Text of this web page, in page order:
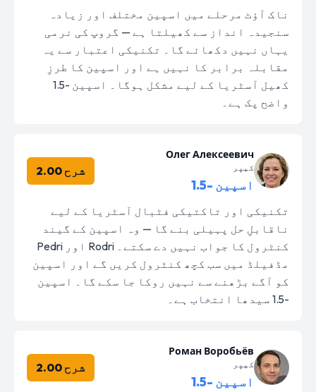
ناک آؤٹ مرحلے میں اسپین مختلف اور زیادہ
سنجیدہ انداز سے کھیلتا ہے — گروپ کی نرمی
یہاں نہیں دکھائے گا۔ تکنیکی اعتبار سے یہ
مقابلہ برابر کا نہیں ہے اور اسپین کا طرزِ
کھیل آسٹریا کے لیے مشکل ہوگا۔ اسپین -1.5
واضح پک ہے۔
Олег Алексеевич
کیپر
اسپین -1.5
شرح 2.00
تکنیکی اور تاکتیکی فٹبال آسٹریا کے لیے
ناقابلِ حل پہیلی بنے گا — وہ اسپین کے گیند
کنٹرول کا جواب نہیں دے سکتے۔ Rodri اور Pedri
مڈفیلڈ میں سب کچھ کنٹرول کریں گے اور اسپین
کو آگے بڑھنے سے نہیں روکا جا سکے گا۔ اسپین
-1.5 سیدھا انتخاب ہے۔
Роман Воробьёв
کیپر
اسپین -1.5
شرح 2.00